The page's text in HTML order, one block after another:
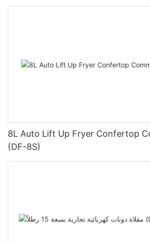
8L Auto Lift Up Fryer Confertop
(DF-8S)